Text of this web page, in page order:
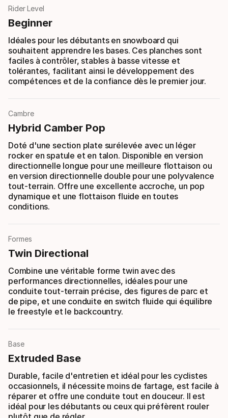
Rider Level
Beginner
Idéales pour les débutants en snowboard qui
souhaitent apprendre les bases. Ces planches sont
faciles à contrôler, stables à basse vitesse et
tolérantes, facilitant ainsi le développement des
compétences et de la confiance dès le premier jour.
Cambre
Hybrid Camber Pop
Doté d'une section plate surélevée avec un léger
rocker en spatule et en talon. Disponible en version
directionnelle longue pour une meilleure flottaison ou
en version directionnelle double pour une polyvalence
tout-terrain. Offre une excellente accroche, un pop
dynamique et une flottaison fluide en toutes
conditions.
Formes
Twin Directional
Combine une véritable forme twin avec des
performances directionnelles, idéales pour une
conduite tout-terrain précise, des figures de parc et
de pipe, et une conduite en switch fluide qui équilibre
le freestyle et le backcountry.
Base
Extruded Base
Durable, facile d'entretien et idéal pour les cyclistes
occasionnels, il nécessite moins de fartage, est facile à
réparer et offre une conduite tout en douceur. Il est
idéal pour les débutants ou ceux qui préfèrent rouler